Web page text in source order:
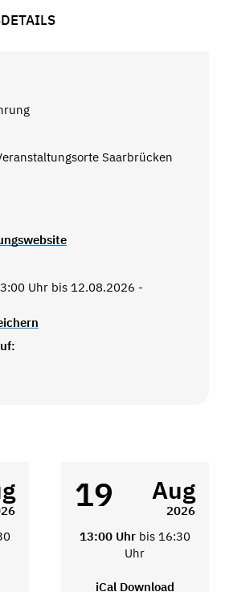
Saarbrücken
Uhr bis 12.08.2026 -
19 Aug
2026
13:00 Uhr bis 16:30
Uhr
iCal Download